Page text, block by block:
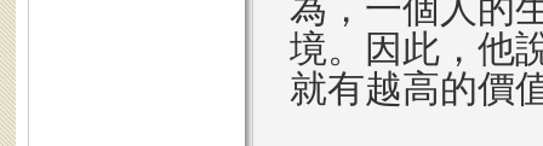
為，一個人的
境。因此，他
就有越高的價